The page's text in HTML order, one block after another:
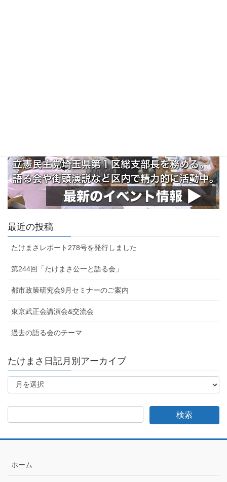
最近の投稿
たけまさレポート278号を発行しました
第244回「たけまさ公一と語る会」
都市政策研究会9月セミナーのご案内
東京武正会講演会&交流会
過去の語る会のテーマ
たけまさ日記月別アーカイブ
た
さ
月
ホーム